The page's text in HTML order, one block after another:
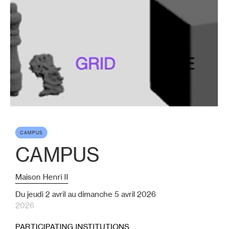
CAMPUS
CAMPUS
Maison Henri II
Du jeudi 2 avril au dimanche 5 avril 2026
2026
PARTICIPATING INSTITUTIONS